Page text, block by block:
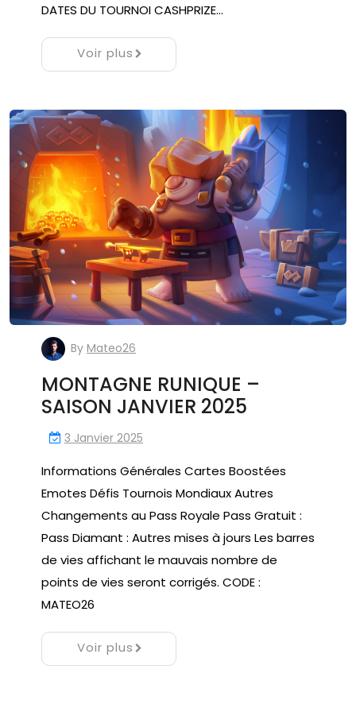
DATES DU TOURNOI CASHPRIZE…
Voir plus
By Mateo26
MONTAGNE RUNIQUE –
SAISON JANVIER 2025
3 Janvier 2025
Informations Générales Cartes Boostées
Emotes Défis Tournois Mondiaux Autres
Changements au Pass Royale Pass Gratuit :
Pass Diamant : Autres mises à jours Les barres
de vies affichant le mauvais nombre de
points de vies seront corrigés. CODE :
MATEO26
Voir plus